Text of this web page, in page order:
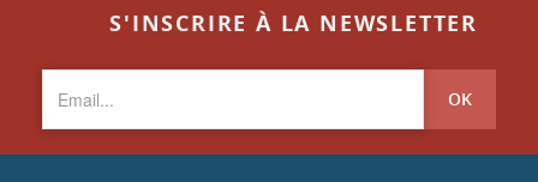
S'INSCRIRE À LA NEWSLETTER
OK